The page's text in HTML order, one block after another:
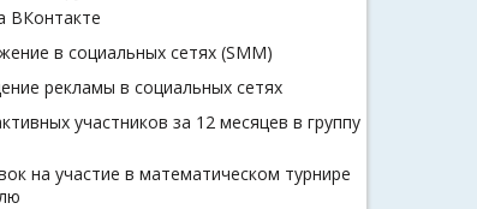
ВКонтакте
в социальных сетях (SMM)
рекламы в социальных сетях
участников за 12 месяцев в группу
на участие в математическом турнире